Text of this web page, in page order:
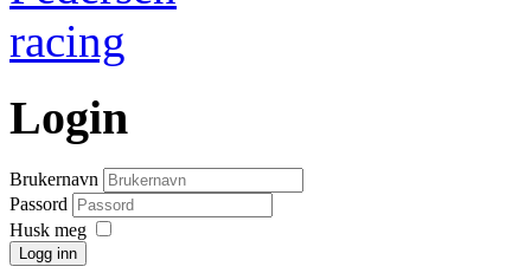
Login
Brukernavn
Passord
Husk meg
Logg inn